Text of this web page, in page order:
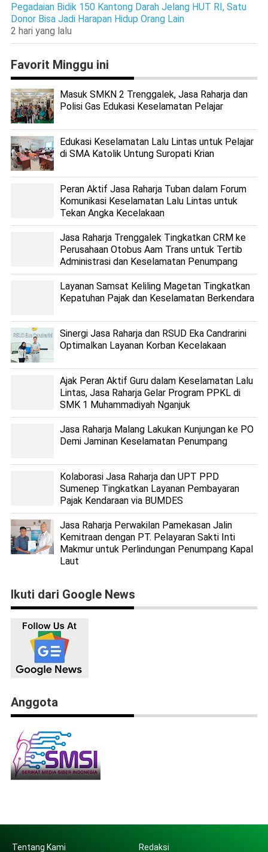
Pegadaian Bidik 150 Kantong Darah Jelang HUT RI, Satu
Donor Bisa Jadi Harapan Hidup Orang Lain
2 hari yang lalu
Favorit Minggu ini
Masuk SMKN 2 Trenggalek, Jasa Raharja dan
Polisi Gas Edukasi Keselamatan Pelajar
Edukasi Keselamatan Lalu Lintas untuk Pelajar
di SMA Katolik Untung Suropati Krian
Peran Aktif Jasa Raharja Tuban dalam Forum
Komunikasi Keselamatan Lalu Lintas untuk
Tekan Angka Kecelakaan
Jasa Raharja Trenggalek Tingkatkan CRM ke
Perusahaan Otobus Aam Trans untuk Tertib
Administrasi dan Keselamatan Penumpang
Layanan Samsat Keliling Magetan Tingkatkan
Kepatuhan Pajak dan Keselamatan Berkendara
Sinergi Jasa Raharja dan RSUD Eka Candrarini
Optimalkan Layanan Korban Kecelakaan
Ajak Peran Aktif Guru dalam Keselamatan Lalu
Lintas, Jasa Raharja Gelar Program PPKL di
SMK 1 Muhammadiyah Nganjuk
Jasa Raharja Malang Lakukan Kunjungan ke PO
Demi Jaminan Keselamatan Penumpang
Kolaborasi Jasa Raharja dan UPT PPD
Sumenep Tingkatkan Layanan Pembayaran
Pajak Kendaraan via BUMDES
Jasa Raharja Perwakilan Pamekasan Jalin
Kemitraan dengan PT. Pelayaran Sakti Inti
Makmur untuk Perlindungan Penumpang Kapal
Laut
Ikuti dari Google News
Anggota
Tentang Kami Redaksi